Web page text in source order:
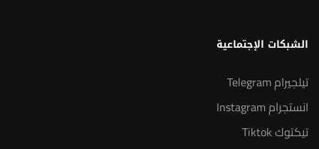
الشبكات الإجتماعية
تيلجيرام Telegram
انستجرام Instagram
تيكتوك Tiktok